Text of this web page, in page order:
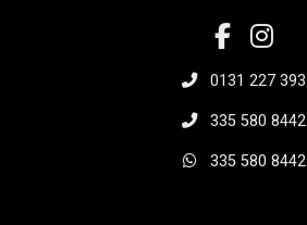
0131 227 393
335 580 8442
335 580 8442